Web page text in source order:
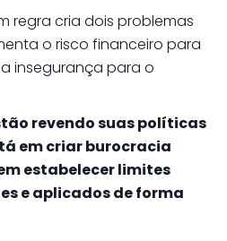
regra cria dois problemas
o risco financeiro para
insegurança para o
revendo suas políticas
em criar burocracia
estabelecer limites
e aplicados de forma